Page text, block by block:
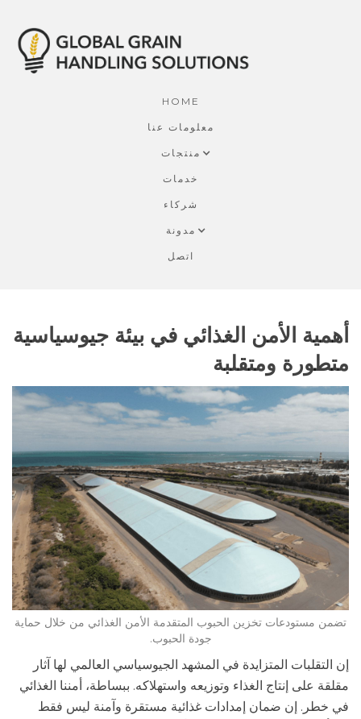
HOME
معلومات عنا
منتجات
خدمات
شركاء
مدونة
اتصل
أهمية الأمن الغذائي في بيئة جيوسياسية
متطورة ومتقلبة
تضمن مستودعات تخزين الحبوب المتقدمة الأمن الغذائي من خلال حماية
جودة الحبوب.
إن التقلبات المتزايدة في المشهد الجيوسياسي العالمي لها آثار
مقلقة على إنتاج الغذاء وتوزيعه واستهلاكه. ببساطة، أمننا الغذائي
في خطر. إن ضمان إمدادات غذائية مستقرة وآمنة ليس فقط